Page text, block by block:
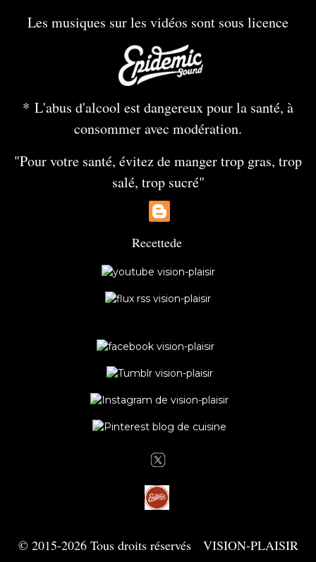
Les musiques sur les vidéos sont sous licence
* L'abus d'alcool est dangereux pour la santé, à
consommer avec modération.
"Pour votre santé, évitez de manger trop gras, trop
salé, trop sucré"
Recettede
© 2015-2026 Tous droits réservés VISION-PLAISIR